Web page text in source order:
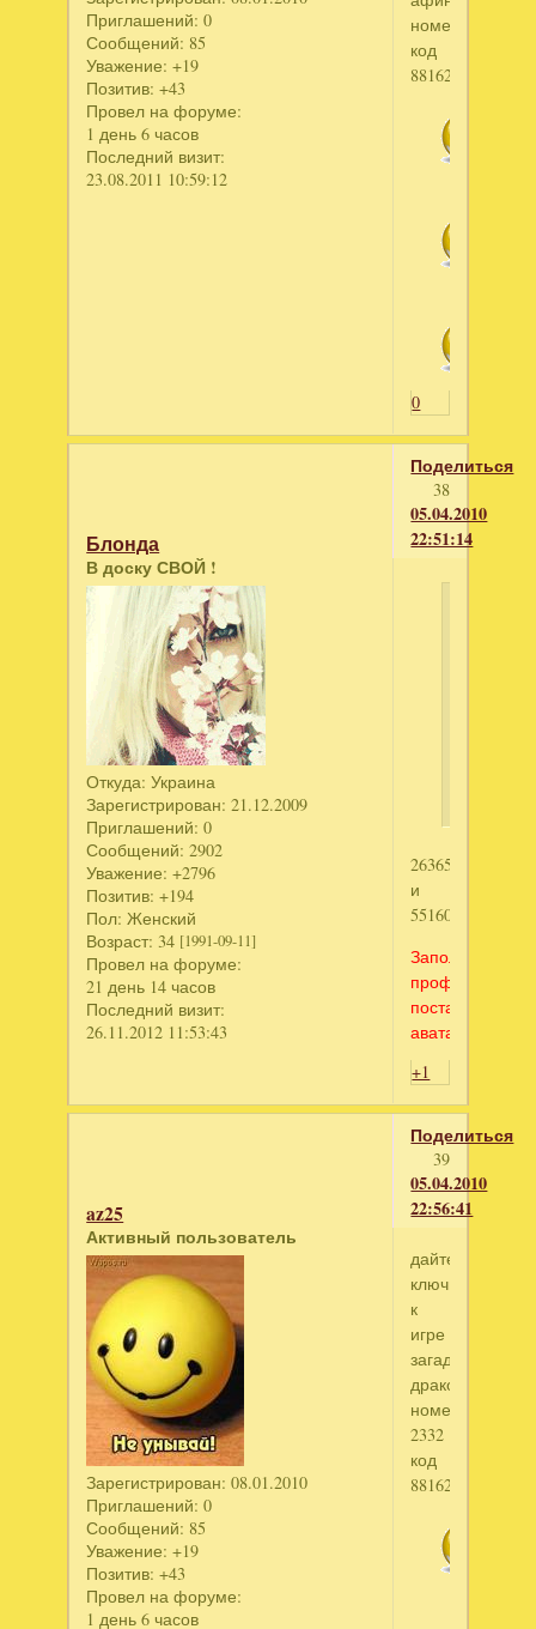
Приглашений: 0
Сообщений: 85
Уважение: +19
Позитив: +43
Провел на форуме:
1 день 6 часов
Последний визит:
23.08.2011 10:59:12
номер2332
код
88162584
0
Поделиться
38
05.04.2010
22:51:14
Блонда
В доску СВОЙ !
Откуда: Украина
Зарегистрирован: 21.12.2009
Приглашений: 0
Сообщений: 2902
Уважение: +2796
Позитив: +194
Пол: Женский
Возраст: 34 [1991-09-11]
Провел на форуме:
21 день 14 часов
Последний визит:
26.11.2012 11:53:43
2636572371
и
5516091662
Заполни
профиль,
поставь
аватар)
+1
Поделиться
39
05.04.2010
22:56:41
az25
Активный пользователь
Зарегистрирован: 08.01.2010
Приглашений: 0
Сообщений: 85
Уважение: +19
Позитив: +43
Провел на форуме:
1 день 6 часов
дайте
ключик
к
игре
загадки
дракона
номер
2332
код
88162644